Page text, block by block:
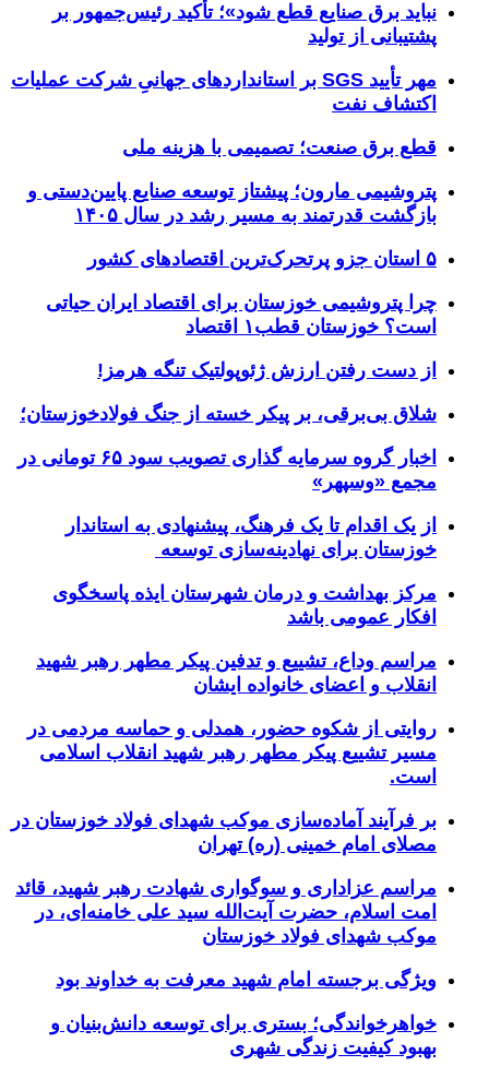
نباید برق صنایع قطع شود»؛ تأکید رئیس‌جمهور بر
پشتیبانی از تولید
مهر تأیید SGS بر استانداردهای جهانیِ شرکت عملیات
اکتشاف نفت
قطع برق صنعت؛ تصمیمی با هزینه ملی
پتروشیمی مارون؛ پیشتاز توسعه صنایع پایین‌دستی و
بازگشت قدرتمند به مسیر رشد در سال ۱۴۰۵
۵ استان جزو پرتحرک‌ترین اقتصاد‌های کشور
چرا پتروشیمی خوزستان برای اقتصاد ایران حیاتی
است؟ خوزستان قطب۱ اقتصاد
از دست رفتن ارزش ژئوپولتیک تنگه هرمز!
شلاق‌ بی‌برقی، بر پیکر خسته‌ از جنگ فولادخوزستان؛
اخبار گروه سرمایه گذاری تصویب سود ۶۵ تومانی در
مجمع «وسپهر»
از یک اقدام تا یک فرهنگ، پیشنهادی به استاندار
خوزستان برای نهادینه‌سازی توسعه
مرکز بهداشت و درمان شهرستان ایذه پاسخگوی
افکار عمومی باشد
مراسم وداع، تشییع و تدفین پیکر مطهر رهبر شهید
انقلاب و اعضای خانواده ایشان
روایتی از شکوه حضور، همدلی و حماسه مردمی در
مسیر تشییع پیکر مطهر رهبر شهید انقلاب اسلامی
است.
بر فرآیند آماده‌سازی موکب شهدای فولاد خوزستان در
مصلای امام خمینی (ره) تهران
مراسم عزاداری و سوگواری شهادت رهبر شهید، قائد
امت اسلام، حضرت آیت‌الله سید علی خامنه‌ای، در
موکب شهدای فولاد خوزستان
ویژگی برجسته امام شهید معرفت به خداوند بود
خواهرخواندگی؛ بستری برای توسعه دانش‌بنیان و
بهبود کیفیت زندگی شهری